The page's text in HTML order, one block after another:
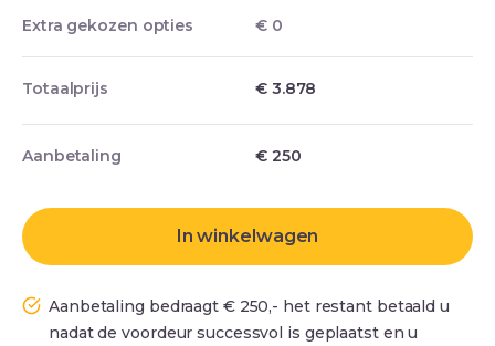
Extra gekozen opties € 0
Totaalprijs € 3.878
Aanbetaling €250
In winkelwagen
Aanbetaling bedraagt € 250,- het restant betaald u
nadat de voordeur successvol is geplaatst en u